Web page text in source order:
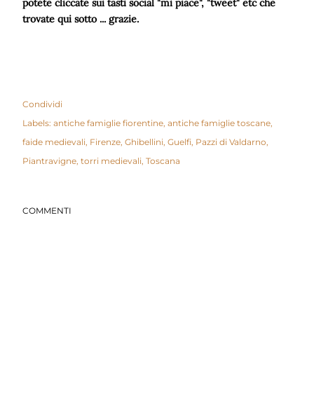
potete cliccate sui tasti social "mi piace", "tweet" etc che
trovate qui sotto ... grazie.
Condividi
Labels: antiche famiglie fiorentine antiche famiglie toscane
faide medievali Firenze Ghibellini Guelfi Pazzi di Valdarno
Piantravigne torri medievali Toscana
COMMENTI